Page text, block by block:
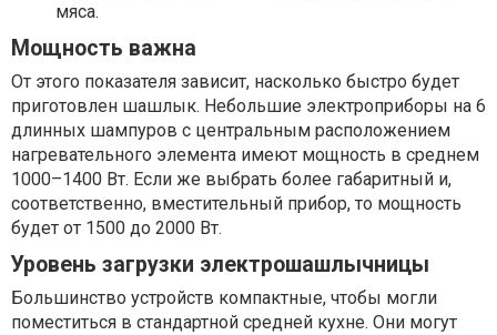
мяса.
Мощность важна
От этого показателя зависит, насколько быстро будет
приготовлен шашлык. Небольшие электроприборы на 6
длинных шампуров с центральным расположением
нагревательного элемента имеют мощность в среднем
1000–1400 Вт. Если же выбрать более габаритный и,
соответственно, вместительный прибор, то мощность
будет от 1500 до 2000 Вт.
Уровень загрузки электрошашлычницы
Большинство устройств компактные, чтобы могли
поместиться в стандартной средней кухне. Они могут